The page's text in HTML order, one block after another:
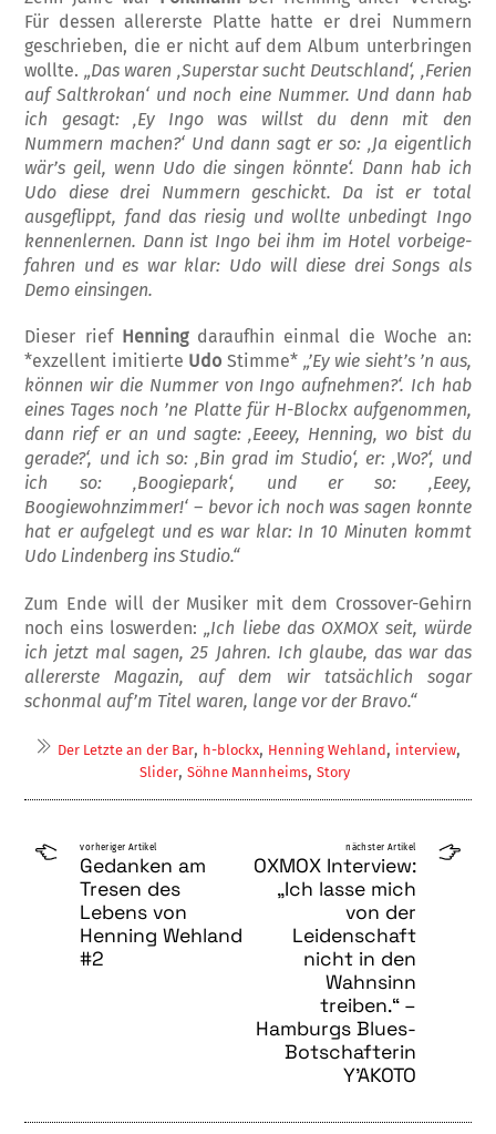
Für dessen allererste Platte hatte er drei Nummern
geschrieben, die er nicht auf dem Album unterbringen
wollte. „Das waren ‚Superstar sucht Deutschland‘, ‚Fe­rien
auf Saltkrokan‘ und noch eine Nummer. Und dann hab
ich gesagt: ‚Ey Ingo was willst du denn mit den
Nummern machen?‘ Und dann sagt er so: ‚Ja eigentlich
wär’s geil, wenn Udo die singen könnte‘. Dann hab ich
Udo diese drei Nummern geschickt. Da ist er total
ausgeflippt, fand das riesig und wollte unbedingt Ingo
kennenlernen. Dann ist Ingo bei ihm im Hotel vorbeige­
fahren und es war klar: Udo will diese drei Songs als
Demo einsingen.
Dieser rief Henningdaraufhin einmal die Woche an:
*exzellent imitierte Udo Stim­me*„’Ey wie sieht’s ’n aus,
können wir die Nummer von Ingo aufnehmen?‘. Ich hab
eines Tages noch ’ne Platte für H-Blockx aufgenommen,
dann rief er an und sagte: ‚Eeeey, Henning, wo bist du
gerade?‘, und ich so: ‚Bin grad im Studio‘, er: ‚Wo?‘, und
ich so: ‚Boogiepark‘, und er so: ‚Eeey,
Boogiewohnzimmer!‘ – bevor ich noch was sagen konnte
hat er aufgelegt und es war klar: In 10 Minuten kommt
Udo Lindenberg ins Studio.“
Zum Ende will der Musiker mit dem Cross­over-Gehirn
noch eins loswerden:„Ich lie­be das OXMOX seit, würde
ich jetzt mal sa­gen, 25 Jahren. Ich glaube, das war das
allererste Magazin, auf dem wir tatsächlich sogar
schonmal auf’m Titel waren, lange vor der Bravo.“
Der Letzte an der Bar, h-blockx, Henning Wehland, interview,
Slider, Söhne Mannheims, Story
vorheriger Artikel
Gedanken am
Tresen des
Lebens von
Henning Wehland
#2
nächster Artikel
OXMOX Interview:
„Ich lasse mich
von der
Leidenschaft
nicht in den
Wahnsinn
treiben.“ –
Hamburgs Blues-
Botschafterin
Y’AKOTO